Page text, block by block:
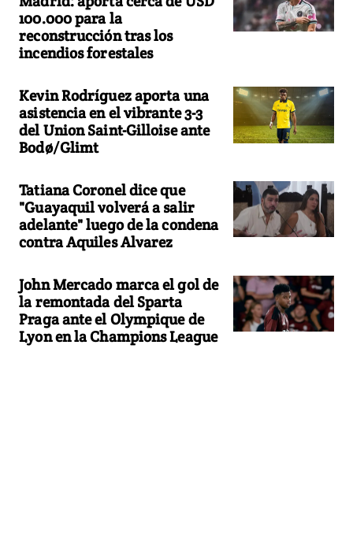
100.000 para la
reconstrucción tras los
incendios forestales
Kevin Rodríguez aporta una
asistencia en el vibrante 3-3
del Union Saint-Gilloise ante
Bodø/Glimt
Tatiana Coronel dice que
"Guayaquil volverá a salir
adelante" luego de la condena
contra Aquiles Alvarez
John Mercado marca el gol de
la remontada del Sparta
Praga ante el Olympique de
Lyon en la Champions League